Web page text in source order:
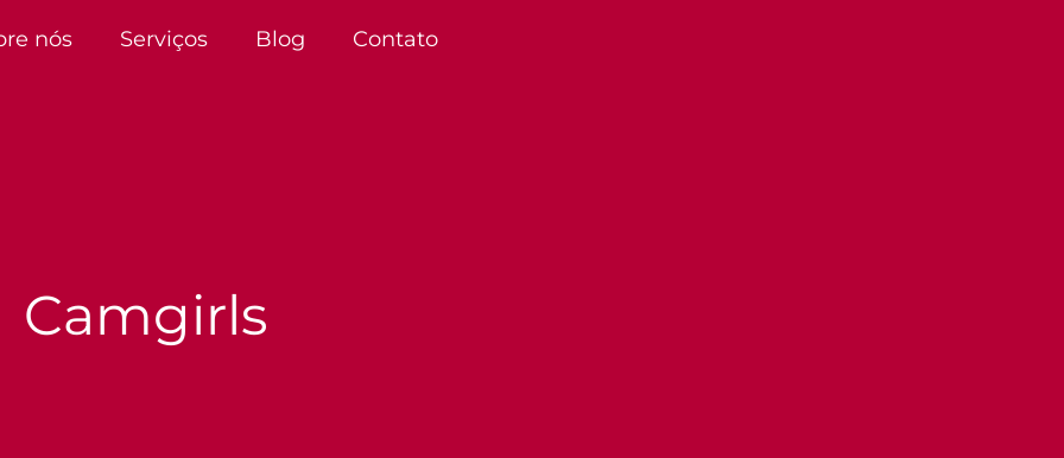
nós Serviços Blog Contato
Camgirls